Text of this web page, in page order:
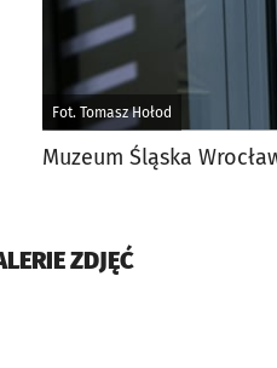
Fot. Tomasz Hołod
Muzeum Śląska
ZDJĘĆ